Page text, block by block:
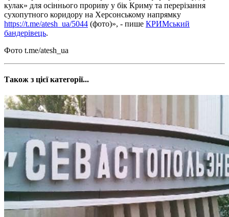
кулак» для осіннього прориву у бік Криму та перерізання
сухопутного коридору на Херсонському напрямку
https://t.me/atesh_ua/5044 (фото)», - пише КРИМський
бандерівець.
Фото t.me/atesh_ua
Також з цієї категорії...